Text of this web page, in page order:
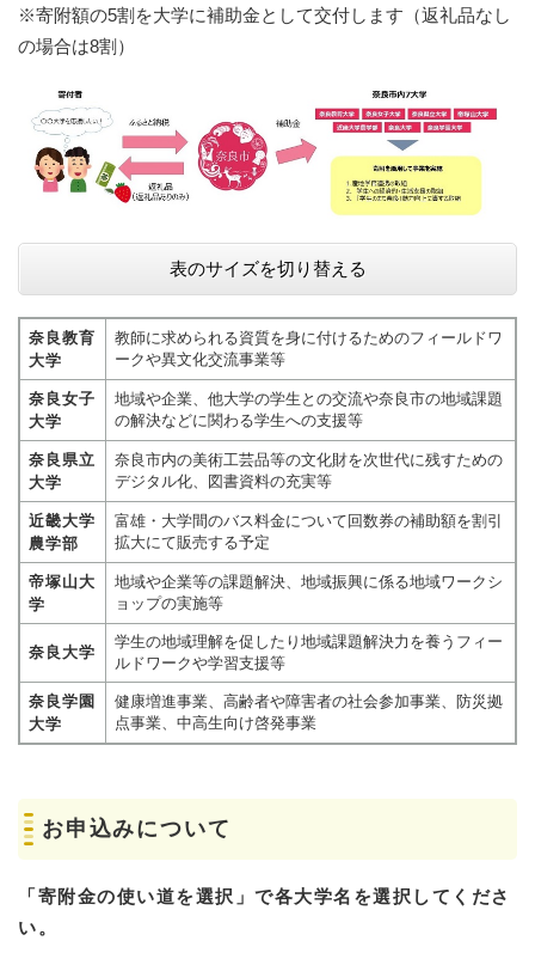
​※寄附額の5割を大学に補助金として交付します（返礼品なし
の場合は8割）
表のサイズを切り替える
奈良教育
大学
教師に求められる資質を身に付けるためのフィールドワ
ークや異文化交流事業等
奈良女子
大学
地域や企業、他大学の学生との交流や奈良市の地域課題
の解決などに関わる学生への支援等
奈良県立
大学
奈良市内の美術工芸品等の文化財を次世代に残すための
デジタル化、図書資料の充実等
近畿大学
農学部
富雄・大学間のバス料金について回数券の補助額を割引
拡大にて販売する予定
帝塚山大
学
地域や企業等の課題解決、地域振興に係る地域ワークシ
ョップの実施等
奈良大学
学生の地域理解を促したり地域課題解決力を養うフィー
ルドワークや学習支援等
奈良学園
大学
健康増進事業、高齢者や障害者の社会参加事業、防災拠
点事業、中高生向け啓発事業
お申込みについて
「寄附金の使い道を選択」で各大学名を選択してくださ
い。